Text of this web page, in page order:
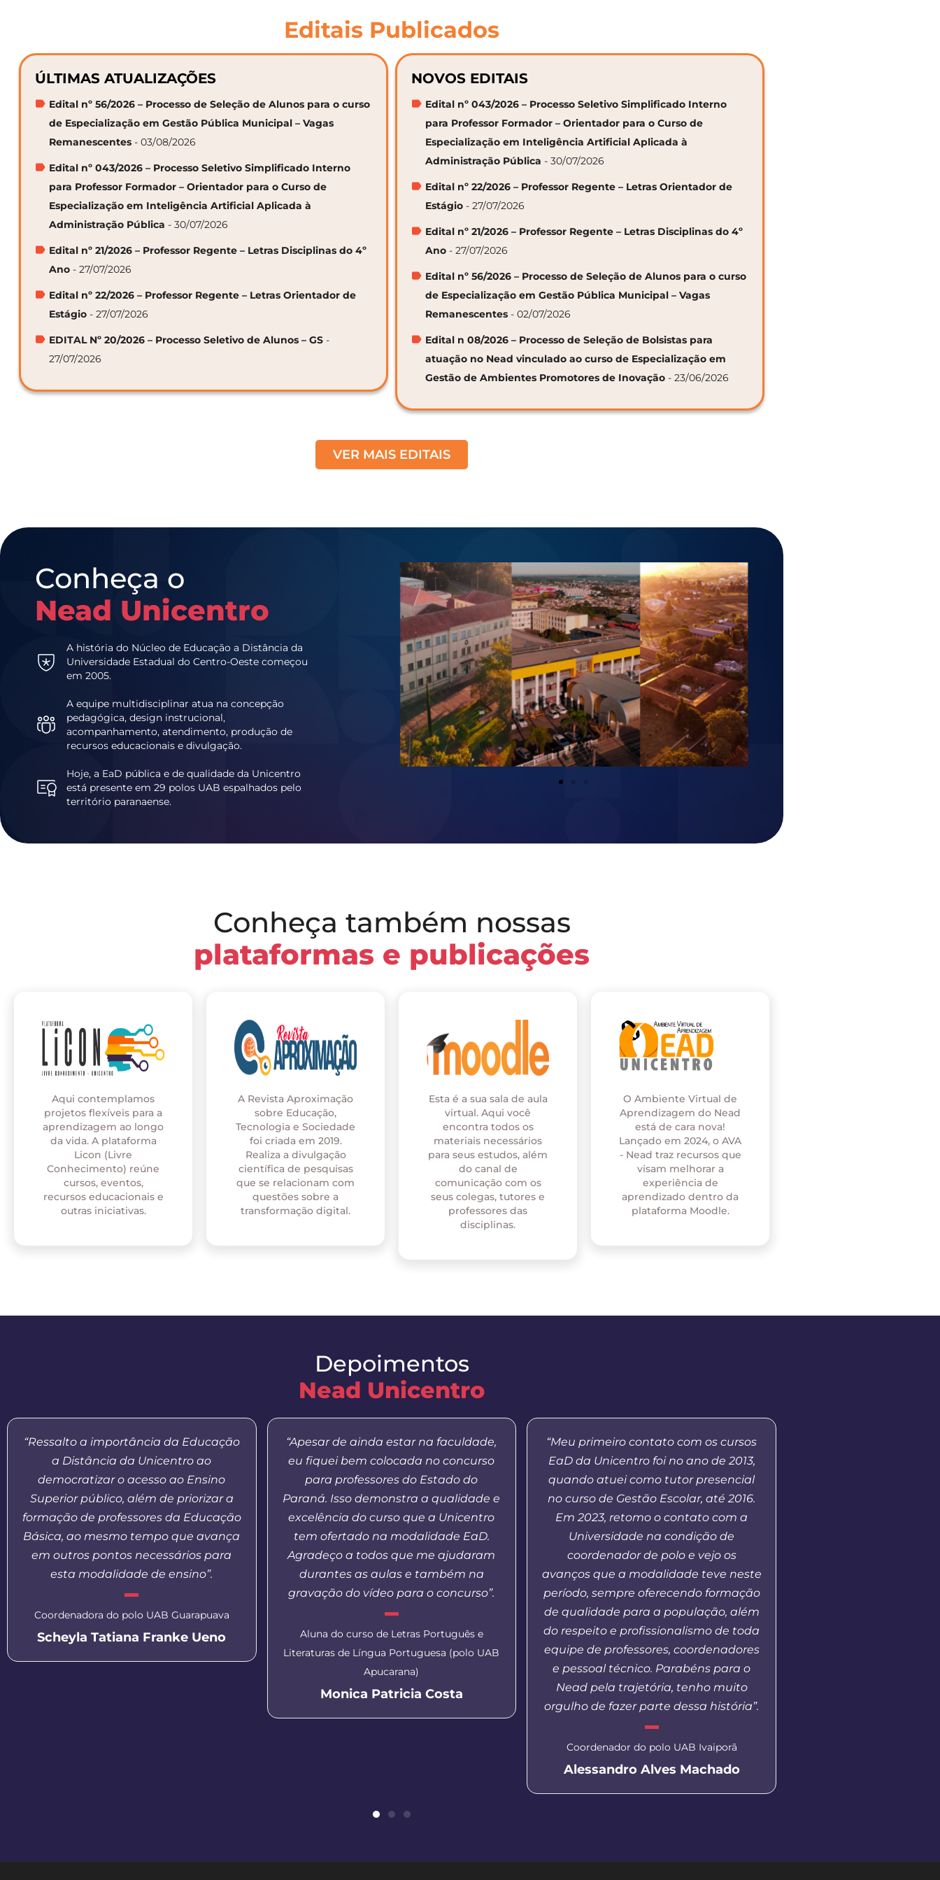
Editais Publicados
ÚLTIMAS ATUALIZAÇÕES
Edital nº 56/2026 – Processo de Seleção de Alunos para o curso
de Especialização em Gestão Pública Municipal – Vagas
Remanescentes - 03/08/2026
Edital nº 043/2026 – Processo Seletivo Simplificado Interno
para Professor Formador – Orientador para o Curso de
Especialização em Inteligência Artificial Aplicada à
Administração Pública - 30/07/2026
Edital nº 21/2026 – Professor Regente – Letras Disciplinas do 4º
Ano - 27/07/2026
Edital nº 22/2026 – Professor Regente – Letras Orientador de
Estágio - 27/07/2026
EDITAL Nº 20/2026 – Processo Seletivo de Alunos – GS -
27/07/2026
NOVOS EDITAIS
Edital nº 043/2026 – Processo Seletivo Simplificado Interno
para Professor Formador – Orientador para o Curso de
Especialização em Inteligência Artificial Aplicada à
Administração Pública - 30/07/2026
Edital nº 22/2026 – Professor Regente – Letras Orientador de
Estágio - 27/07/2026
Edital nº 21/2026 – Professor Regente – Letras Disciplinas do 4º
Ano - 27/07/2026
Edital nº 56/2026 – Processo de Seleção de Alunos para o curso
de Especialização em Gestão Pública Municipal – Vagas
Remanescentes - 02/07/2026
Edital n 08/2026 – Processo de Seleção de Bolsistas para
atuação no Nead vinculado ao curso de Especialização em
Gestão de Ambientes Promotores de Inovação - 23/06/2026
VER MAIS EDITAIS
Conheça o
Nead Unicentro
A história do Núcleo de Educação a Distância da
Universidade Estadual do Centro-Oeste começou
em 2005.
A equipe multidisciplinar atua na concepção
pedagógica, design instrucional,
acompanhamento, atendimento, produção de
recursos educacionais e divulgação.
Hoje, a EaD pública e de qualidade da Unicentro
está presente em 29 polos UAB espalhados pelo
território paranaense.
Conheça também nossas
plataformas e publicações
Aqui contemplamos
projetos flexíveis para a
aprendizagem ao longo
da vida. A plataforma
Licon (Livre
Conhecimento) reúne
cursos, eventos,
recursos educacionais e
outras iniciativas.
A Revista Aproximação
sobre Educação,
Tecnologia e Sociedade
foi criada em 2019.
Realiza a divulgação
científica de pesquisas
que se relacionam com
questões sobre a
transformação digital.
Esta é a sua sala de aula
virtual. Aqui você
encontra todos os
materiais necessários
para seus estudos, além
do canal de
comunicação com os
seus colegas, tutores e
professores das
disciplinas.
O Ambiente Virtual de
Aprendizagem do Nead
está de cara nova!
Lançado em 2024, o AVA
- Nead traz recursos que
visam melhorar a
experiência de
aprendizado dentro da
plataforma Moodle.
Depoimentos
Nead Unicentro
“Ressalto a importância da Educação
a Distância da Unicentro ao
democratizar o acesso ao Ensino
Superior público, além de priorizar a
formação de professores da Educação
Básica, ao mesmo tempo que avança
em outros pontos necessários para
esta modalidade de ensino”.
Coordenadora do polo UAB Guarapuava
Scheyla Tatiana Franke Ueno
“Apesar de ainda estar na faculdade,
eu fiquei bem colocada no concurso
para professores do Estado do
Paraná. Isso demonstra a qualidade e
excelência do curso que a Unicentro
tem ofertado na modalidade EaD.
Agradeço a todos que me ajudaram
durantes as aulas e também na
gravação do vídeo para o concurso”.
Aluna do curso de Letras Português e
Literaturas de Língua Portuguesa (polo UAB
Apucarana)
Monica Patricia Costa
“Meu primeiro contato com os cursos
EaD da Unicentro foi no ano de 2013,
quando atuei como tutor presencial
no curso de Gestão Escolar, até 2016.
Em 2023, retomo o contato com a
Universidade na condição de
coordenador de polo e vejo os
avanços que a modalidade teve neste
período, sempre oferecendo formação
de qualidade para a população, além
do respeito e profissionalismo de toda
equipe de professores, coordenadores
e pessoal técnico. Parabéns para o
Nead pela trajetória, tenho muito
orgulho de fazer parte dessa história”.
Coordenador do polo UAB Ivaiporã
Alessandro Alves Machado